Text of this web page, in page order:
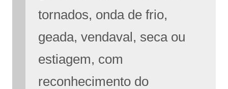
tornados, onda de frio,
geada, vendaval, seca ou
estiagem, com
reconhecimento do